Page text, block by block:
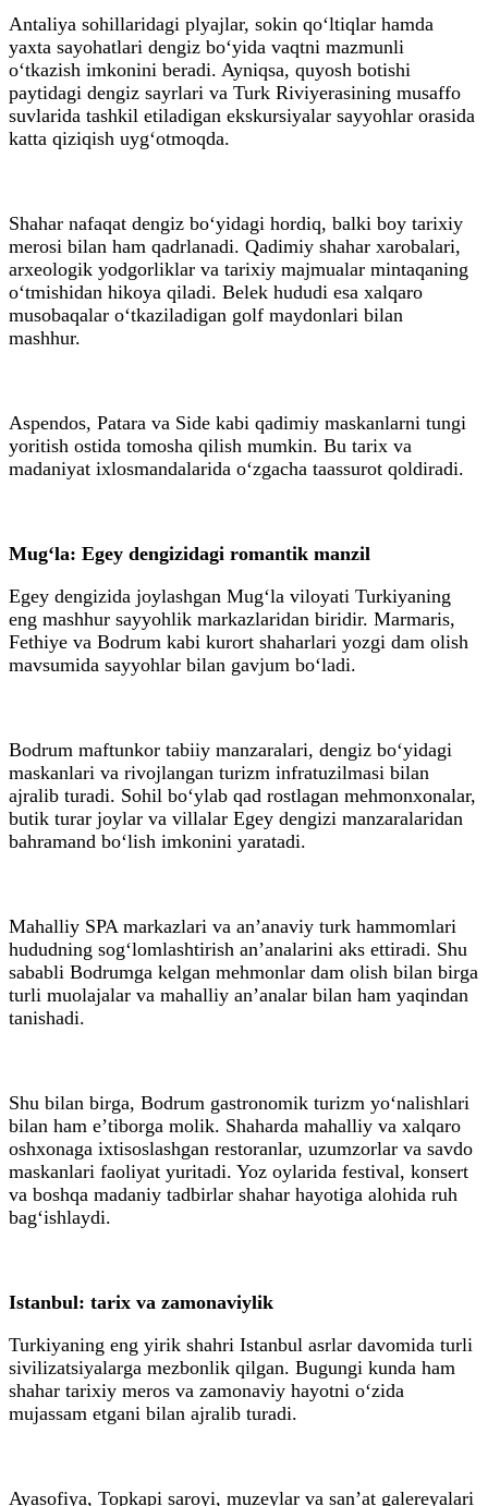
Antaliya sohillaridagi plyajlar, sokin qo‘ltiqlar hamda
yaxta sayohatlari dengiz bo‘yida vaqtni mazmunli
o‘tkazish imkonini beradi. Ayniqsa, quyosh botishi
paytidagi dengiz sayrlari va Turk Riviyerasining musaffo
suvlarida tashkil etiladigan ekskursiyalar sayyohlar orasida
katta qiziqish uyg‘otmoqda.
Shahar nafaqat dengiz bo‘yidagi hordiq, balki boy tarixiy
merosi bilan ham qadrlanadi. Qadimiy shahar xarobalari,
arxeologik yodgorliklar va tarixiy majmualar mintaqaning
o‘tmishidan hikoya qiladi. Belek hududi esa xalqaro
musobaqalar o‘tkaziladigan golf maydonlari bilan
mashhur.
Aspendos, Patara va Side kabi qadimiy maskanlarni tungi
yoritish ostida tomosha qilish mumkin. Bu tarix va
madaniyat ixlosmandalarida o‘zgacha taassurot qoldiradi.
Mug‘la: Egey dengizidagi romantik manzil
Egey dengizida joylashgan Mug‘la viloyati Turkiyaning
eng mashhur sayyohlik markazlaridan biridir. Marmaris,
Fethiye va Bodrum kabi kurort shaharlari yozgi dam olish
mavsumida sayyohlar bilan gavjum bo‘ladi.
Bodrum maftunkor tabiiy manzaralari, dengiz bo‘yidagi
maskanlari va rivojlangan turizm infratuzilmasi bilan
ajralib turadi. Sohil bo‘ylab qad rostlagan mehmonxonalar,
butik turar joylar va villalar Egey dengizi manzaralaridan
bahramand bo‘lish imkonini yaratadi.
Mahalliy SPA markazlari va anʼanaviy turk hammomlari
hududning sog‘lomlashtirish anʼanalarini aks ettiradi. Shu
sababli Bodrumga kelgan mehmonlar dam olish bilan birga
turli muolajalar va mahalliy anʼanalar bilan ham yaqindan
tanishadi.
Shu bilan birga, Bodrum gastronomik turizm yo‘nalishlari
bilan ham eʼtiborga molik. Shaharda mahalliy va xalqaro
oshxonaga ixtisoslashgan restoranlar, uzumzorlar va savdo
maskanlari faoliyat yuritadi. Yoz oylarida festival, konsert
va boshqa madaniy tadbirlar shahar hayotiga alohida ruh
bag‘ishlaydi.
Istanbul: tarix va zamonaviylik
Turkiyaning eng yirik shahri Istanbul asrlar davomida turli
sivilizatsiyalarga mezbonlik qilgan. Bugungi kunda ham
shahar tarixiy meros va zamonaviy hayotni o‘zida
mujassam etgani bilan ajralib turadi.
Ayasofiya, Topkapi saroyi, muzeylar va sanʼat galereyalari